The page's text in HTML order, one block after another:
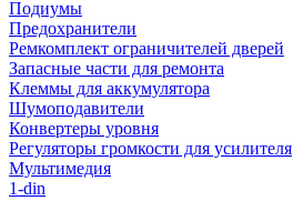
Подиумы
Предохранители
Ремкомплект ограничителей дверей
Запасные части для ремонта
Клеммы для аккумулятора
Шумоподавители
Конвертеры уровня
Регуляторы громкости для усилителя
Мультимедия
1-din